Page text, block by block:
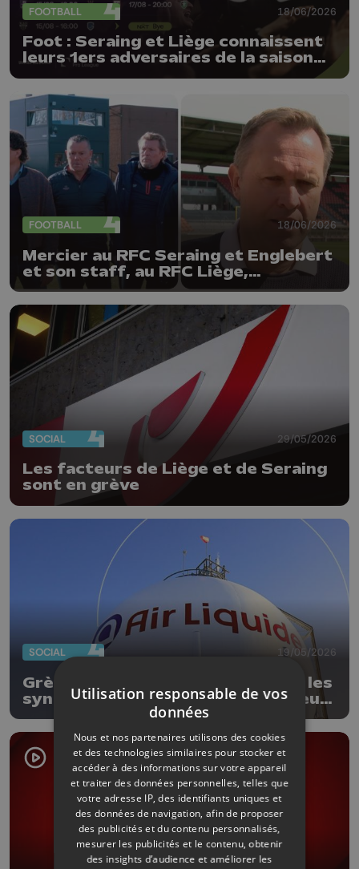
FOOTBALL 18/06/2026
Foot : Seraing et Liège connaissent
leurs 1ers adversaires de la saison
FOOTBALL 18/06/2026
Mercier au RFC Seraing et Englebert
et son staff, au RFC Liège,
prolongés
SOCIAL 29/05/2026
Les facteurs de Liège et de Seraing
sont en grève
SOCIAL 19/05/2026
Grève chez Air Liquide à Seraing, les
syndicats dénoncent un double jeu
de la direction : « Les travailleurs
n’apprécient pas »
Utilisation responsable de vos
données
Nous et nos partenaires utilisons des cookies
et des technologies similaires pour stocker et
accéder à des informations sur votre appareil
et traiter des données personnelles, telles que
votre adresse IP, des identifiants uniques et
des données de navigation, afin de proposer
des publicités et du contenu personnalisés,
mesurer les publicités et le contenu, obtenir
des insights d’audience et améliorer les